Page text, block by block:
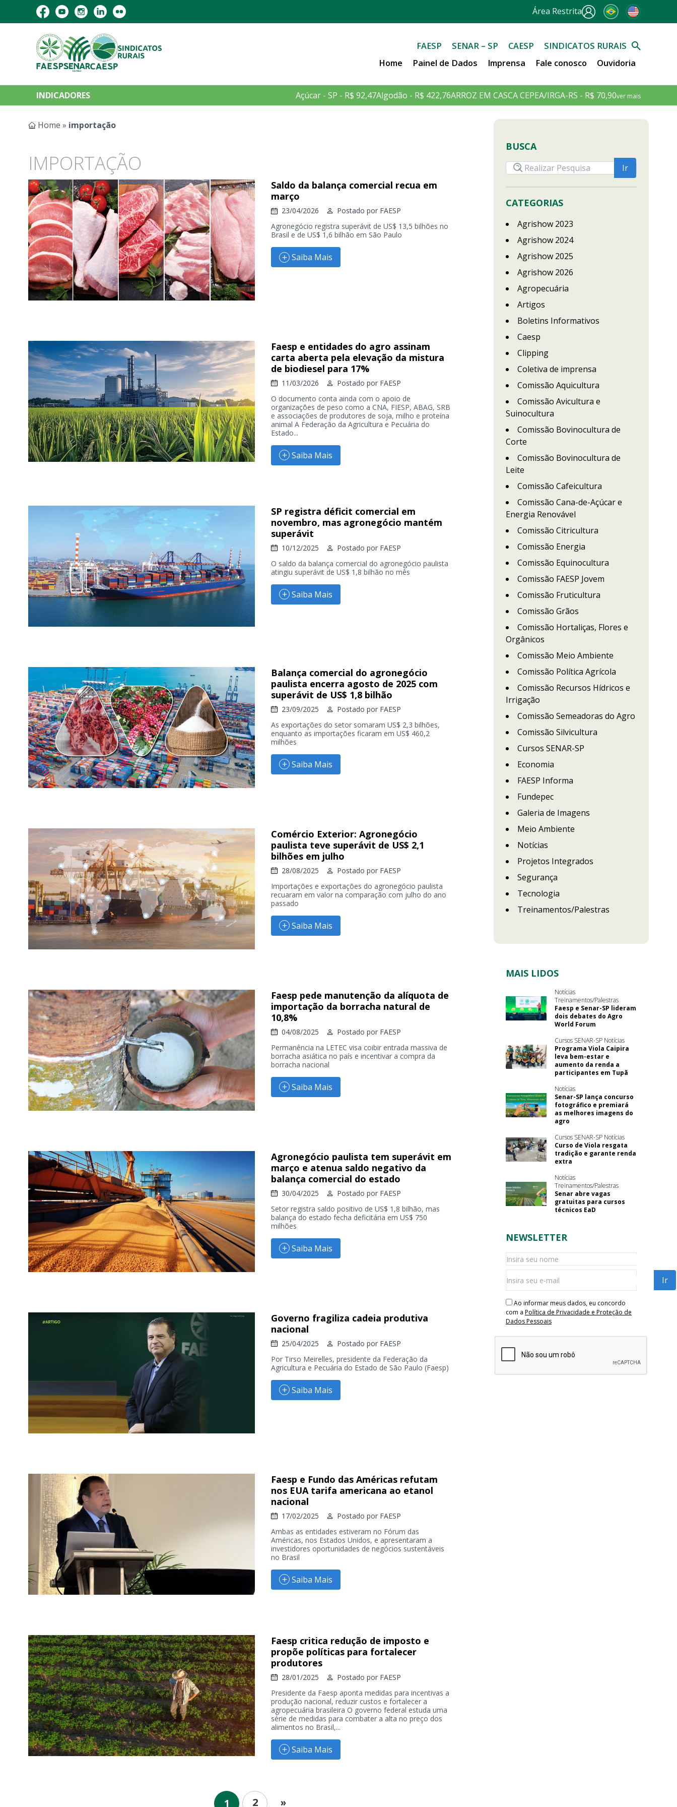
Área Restrita
FAESP SENAR – SP CAESP
SINDICATOS RURAIS
Home
Painel de Dados Imprensa Fale conosco Ouvidoria
INDICADORES Açúcar - SP - R$ 92,47Algodão - R$ 422,76ARROZ EM CASCA CEPEA/IRGA-RS - R$ 70,90ver mais
Home » importação
IMPORTAÇÃO
Saldo da balança comercial recua em
março
23/04/2026 Postado por FAESP
Agronegócio registra superávit de US$ 13,5 bilhões no
Brasil e de US$ 1,6 bilhão em São Paulo
Saiba Mais
Faesp e entidades do agro assinam
carta aberta pela elevação da mistura
de biodiesel para 17%
11/03/2026 Postado por FAESP
O documento conta ainda com o apoio de
organizações de peso como a CNA, FIESP, ABAG, SRB
e associações de produtores de soja, milho e proteína
animal A Federação da Agricultura e Pecuária do
Estado...
Saiba Mais
SP registra déficit comercial em
novembro, mas agronegócio mantém
superávit
10/12/2025 Postado por FAESP
O saldo da balança comercial do agronegócio paulista
atingiu superávit de US$ 1,8 bilhão no mês
Saiba Mais
Balança comercial do agronegócio
paulista encerra agosto de 2025 com
superávit de US$ 1,8 bilhão
23/09/2025 Postado por FAESP
As exportações do setor somaram US$ 2,3 bilhões,
enquanto as importações ficaram em US$ 460,2
milhões
Saiba Mais
Comércio Exterior: Agronegócio
paulista teve superávit de US$ 2,1
bilhões em julho
28/08/2025 Postado por FAESP
Importações e exportações do agronegócio paulista
recuaram em valor na comparação com julho do ano
passado
Saiba Mais
Faesp pede manutenção da alíquota de
importação da borracha natural de
10,8%
04/08/2025 Postado por FAESP
Permanência na LETEC visa coibir entrada massiva de
borracha asiática no país e incentivar a compra da
borracha nacional
Saiba Mais
Agronegócio paulista tem superávit em
março e atenua saldo negativo da
balança comercial do estado
30/04/2025 Postado por FAESP
Setor registra saldo positivo de US$ 1,8 bilhão, mas
balança do estado fecha deficitária em US$ 750
milhões
Saiba Mais
Governo fragiliza cadeia produtiva
nacional
25/04/2025 Postado por FAESP
Por Tirso Meirelles, presidente da Federação da
Agricultura e Pecuária do Estado de São Paulo (Faesp)
Saiba Mais
Faesp e Fundo das Américas refutam
nos EUA tarifa americana ao etanol
nacional
17/02/2025 Postado por FAESP
Ambas as entidades estiveram no Fórum das
Américas, nos Estados Unidos, e apresentaram a
investidores oportunidades de negócios sustentáveis
no Brasil
Saiba Mais
Faesp critica redução de imposto e
propõe políticas para fortalecer
produtores
28/01/2025 Postado por FAESP
Presidente da Faesp aponta medidas para incentivas a
produção nacional, reduzir custos e fortalecer a
agropecuária brasileira O governo federal estuda uma
série de medidas para combater a alta no preço dos
alimentos no Brasil,...
Saiba Mais
1 2 »
BUSCA
CATEGORIAS
Agrishow 2023
Agrishow 2024
Agrishow 2025
Agrishow 2026
Agropecuária
Artigos
Boletins Informativos
Caesp
Clipping
Coletiva de imprensa
Comissão Aquicultura
Comissão Avicultura e
Suinocultura
Comissão Bovinocultura de
Corte
Comissão Bovinocultura de
Leite
Comissão Cafeicultura
Comissão Cana-de-Açúcar e
Energia Renovável
Comissão Citricultura
Comissão Energia
Comissão Equinocultura
Comissão FAESP Jovem
Comissão Fruticultura
Comissão Grãos
Comissão Hortaliças, Flores e
Orgânicos
Comissão Meio Ambiente
Comissão Política Agrícola
Comissão Recursos Hídricos e
Irrigação
Comissão Semeadoras do Agro
Comissão Silvicultura
Cursos SENAR-SP
Economia
FAESP Informa
Fundepec
Galeria de Imagens
Meio Ambiente
Notícias
Projetos Integrados
Segurança
Tecnologia
Treinamentos/Palestras
MAIS LIDOS
Notícias
Treinamentos/Palestras
Faesp e Senar-SP lideram
dois debates do Agro
World Forum
Cursos SENAR-SP Notícias
Programa Viola Caipira
leva bem-estar e
aumento da renda a
participantes em Tupã
Notícias
Senar-SP lança concurso
fotográfico e premiará
as melhores imagens do
agro
Cursos SENAR-SP Notícias
Curso de Viola resgata
tradição e garante renda
extra
Notícias
Treinamentos/Palestras
Senar abre vagas
gratuitas para cursos
técnicos EaD
NEWSLETTER
Ao informar meus dados, eu concordo
com a Política de Privacidade e Proteção de
Dados Pessoais